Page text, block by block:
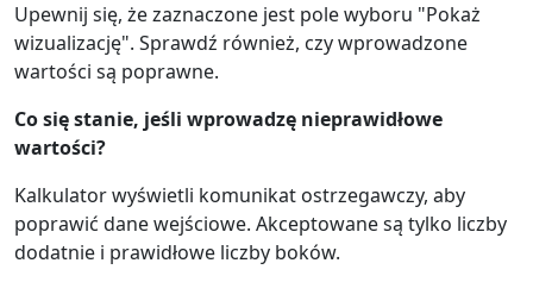
Upewnij się, że zaznaczone jest pole wyboru "Pokaż
wizualizację". Sprawdź również, czy wprowadzone
wartości są poprawne.
Co się stanie, jeśli wprowadzę nieprawidłowe
wartości?
Kalkulator wyświetli komunikat ostrzegawczy, aby
poprawić dane wejściowe. Akceptowane są tylko liczby
dodatnie i prawidłowe liczby boków.